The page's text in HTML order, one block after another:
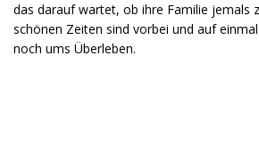
das darauf wartet, ob ihre Familie jemals
schönen Zeiten sind vorbei und auf
noch ums Überleben.